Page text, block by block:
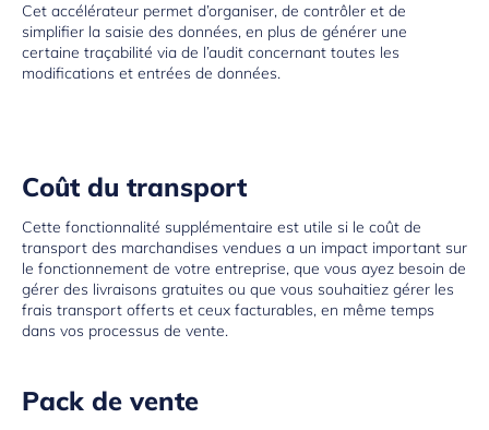
Cet accélérateur permet d’organiser, de contrôler et de
simplifier la saisie des données, en plus de générer une
certaine traçabilité via de l’audit concernant toutes les
modifications et entrées de données.
Coût du transport
Cette fonctionnalité supplémentaire est utile si le coût de
transport des marchandises vendues a un impact important sur
le fonctionnement de votre entreprise, que vous ayez besoin de
gérer des livraisons gratuites ou que vous souhaitiez gérer les
frais transport offerts et ceux facturables, en même temps
dans vos processus de vente.
Pack de vente